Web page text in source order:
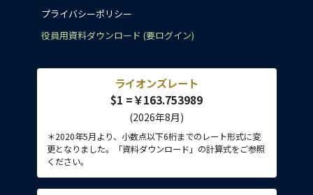
プライバシーポリシー
役員用資料ダウンロード (要ログイン)
ライオンズレート
$1 =￥163.753989
(2026年8月)
＊2020年5月より、小数点以下6桁までのレート形式に変
更となりました。「資料ダウンロード」の計算式をご参照
ください。